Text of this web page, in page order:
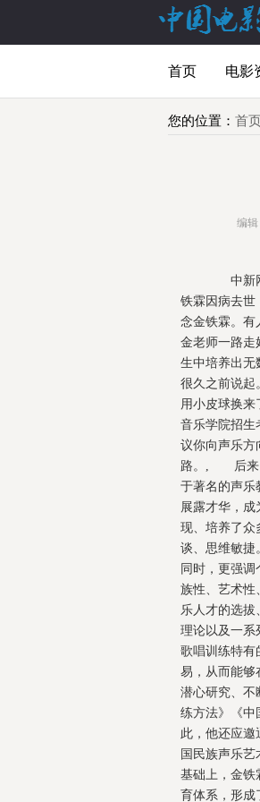
首页 电影
您的位置： 首
编辑
中新网
铁霖因病去
念金铁霖。有
金老师一路
生中培养出
很久之前说
用小皮球换
音乐学院招生
议你向声乐方
路。, 后来，
于著名的声
展露才华，
现、培养了
谈、思维敏捷
同时，更强
族性、艺术性
乐人才的选
理论以及一
歌唱训练特有
易，从而能
潜心研究、不
练方法》《
此，他还应邀
国民族声乐
基础上，金铁
育体系，形成